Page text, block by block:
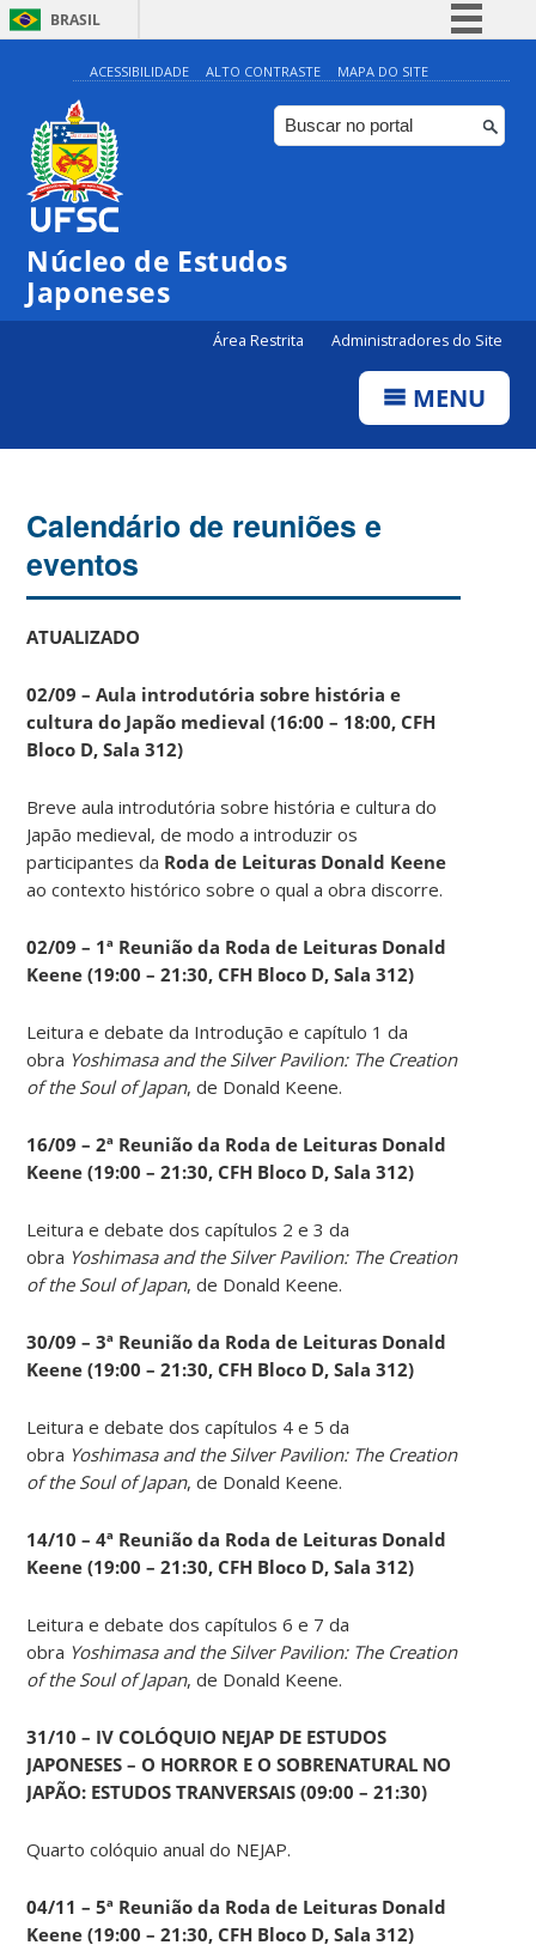
BRASIL
Simplifique!
Comunica BR
Participe
ACESSIBILIDADE ALTO CONTRASTE MAPA DO SITE
Núcleo de Estudos
Japoneses
Área Restrita Administradores do Site
MENU
Calendário de reuniões e
eventos
ATUALIZADO
02/09 – Aula introdutória sobre história e
cultura do Japão medieval (16:00 – 18:00, CFH
Bloco D, Sala 312)
Breve aula introdutória sobre história e cultura do
Japão medieval, de modo a introduzir os
participantes da Roda de Leituras Donald Keene
ao contexto histórico sobre o qual a obra discorre.
02/09 – 1ª Reunião da Roda de Leituras Donald
Keene (19:00 – 21:30, CFH Bloco D, Sala 312)
Leitura e debate da Introdução e capítulo 1 da
obra Yoshimasa and the Silver Pavilion: The Creation
of the Soul of Japan, de Donald Keene.
16/09 – 2ª Reunião da Roda de Leituras Donald
Keene (19:00 – 21:30, CFH Bloco D, Sala 312)
Leitura e debate dos capítulos 2 e 3 da
obra Yoshimasa and the Silver Pavilion: The Creation
of the Soul of Japan, de Donald Keene.
30/09 – 3ª Reunião da Roda de Leituras Donald
Keene (19:00 – 21:30, CFH Bloco D, Sala 312)
Leitura e debate dos capítulos 4 e 5 da
obra Yoshimasa and the Silver Pavilion: The Creation
of the Soul of Japan, de Donald Keene.
14/10 – 4ª Reunião da Roda de Leituras Donald
Keene (19:00 – 21:30, CFH Bloco D, Sala 312)
Leitura e debate dos capítulos 6 e 7 da
obra Yoshimasa and the Silver Pavilion: The Creation
of the Soul of Japan, de Donald Keene.
31/10 – IV COLÓQUIO NEJAP DE ESTUDOS
JAPONESES – O HORROR E O SOBRENATURAL NO
JAPÃO: ESTUDOS TRANVERSAIS (09:00 – 21:30)
Quarto colóquio anual do NEJAP.
04/11 – 5ª Reunião da Roda de Leituras Donald
Keene (19:00 – 21:30, CFH Bloco D, Sala 312)